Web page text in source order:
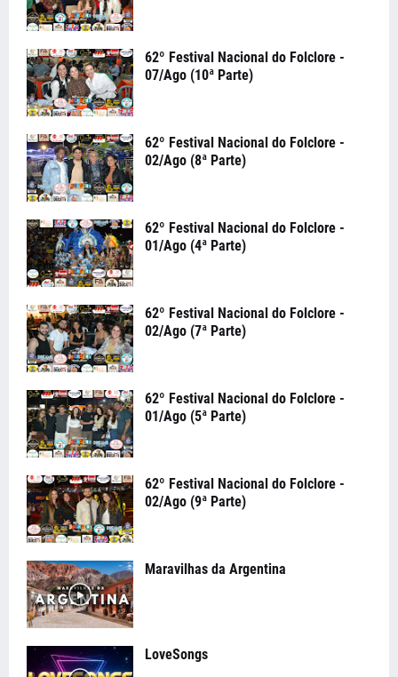
62º Festival Nacional do Folclore -
07/Ago (10ª Parte)
62º Festival Nacional do Folclore -
02/Ago (8ª Parte)
62º Festival Nacional do Folclore -
01/Ago (4ª Parte)
62º Festival Nacional do Folclore -
02/Ago (7ª Parte)
62º Festival Nacional do Folclore -
01/Ago (5ª Parte)
62º Festival Nacional do Folclore -
02/Ago (9ª Parte)
Maravilhas da Argentina
LoveSongs